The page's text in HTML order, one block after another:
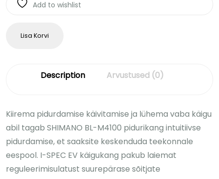
Add to wishlist
Lisa Korvi
Description Arvustused (0)
Kiirema pidurdamise käivitamise ja lühema vaba käigu
abil tagab SHIMANO BL-M4100 pidurikang intuitiivse
pidurdamise, et saaksite keskenduda teekonnale
eespool. I-SPEC EV käigukang pakub laiemat
reguleerimisulatust suurepärase sõitjate